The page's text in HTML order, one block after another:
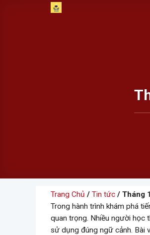
Trang Chủ / Tin tức / Tháng
Trong hành trình khám phá
quan trọng. Nhiều người học
sử dụng đúng ngữ cảnh. Bài